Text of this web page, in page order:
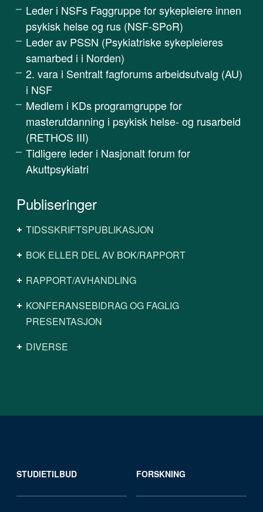
Leder i NSFs Faggruppe for sykepleiere innen
psykisk helse og rus (NSF-SPoR)
Leder av PSSN (Psykiatriske sykepleieres
samarbed i i Norden)
2. vara i Sentralt fagforums arbeidsutvalg (AU)
i NSF
Medlem i KDs programgruppe for
masterutdanning i psykisk helse- og rusarbeid
(RETHOS III)
Tidligere leder i Nasjonalt forum for
Akuttpsykiatri
Publiseringer
TIDSSKRIFTSPUBLIKASJON
BOK ELLER DEL AV BOK/RAPPORT
RAPPORT/AVHANDLING
KONFERANSEBIDRAG OG FAGLIG
PRESENTASJON
DIVERSE
STUDIETILBUD FORSKNING